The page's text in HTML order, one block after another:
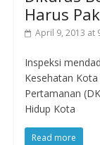
Harus
April 9, 2013 at
Inspeksi
Kesehatan
Pertamanan
Hidup Kota
Read more